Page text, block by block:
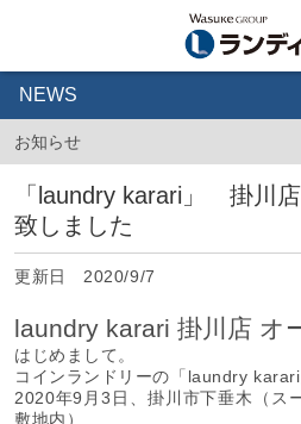
NEWS
お知らせ
「laundry karari」 掛川
致しました
更新日 2020/9/7
laundry karari 掛川店 オ
はじめまして。
コインランドリーの「laundry karari
2020年9月3日、掛川市下垂木（ス
敷地内）